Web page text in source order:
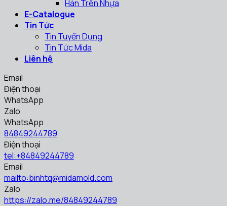
Hàn Trên Nhựa
E-Catalogue
Tin Tức
Tin Tuyển Dụng
Tin Tức Mida
Liên hệ
Email
Điện thoại
WhatsApp
Zalo
WhatsApp
84849244789
Điện thoại
tel:+84849244789
Email
mailto:binhtq@midamold.com
Zalo
https://zalo.me/84849244789